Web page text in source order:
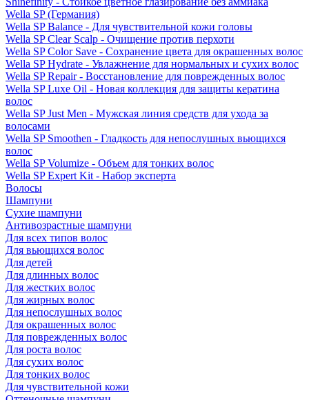
Wella SP (Германия)
Wella SP Balance - Для чувствительной кожи головы
Wella SP Clear Scalp - Очищение против перхоти
Wella SP Color Save - Сохранение цвета для окрашенных волос
Wella SP Hydrate - Увлажнение для нормальных и сухих волос
Wella SP Repair - Восстановление для поврежденных волос
Wella SP Luxe Oil - Новая коллекция для защиты кератина
волос
Wella SP Just Men - Мужская линия средств для ухода за
волосами
Wella SP Smoothen - Гладкость для непослушных вьющихся
волос
Wella SP Volumize - Объем для тонких волос
Wella SP Expert Kit - Набор эксперта
Волосы
Шампуни
Сухие шампуни
Антивозрастные шампуни
Для всех типов волос
Для вьющихся волос
Для детей
Для длинных волос
Для жестких волос
Для жирных волос
Для непослушных волос
Для окрашенных волос
Для поврежденных волос
Для роста волос
Для сухих волос
Для тонких волос
Для чувствительной кожи